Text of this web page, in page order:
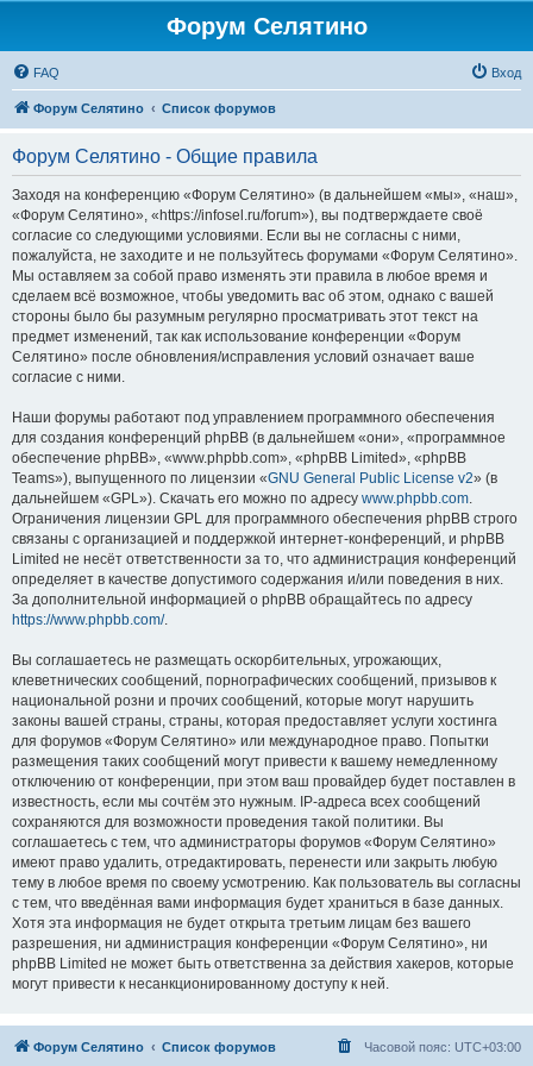
Форум Селятино
FAQ Вход
Форум Селятино Список форумов
Форум Селятино - Общие правила
Заходя на конференцию «Форум Селятино» (в дальнейшем «мы», «наш»,
«Форум Селятино», «https://infosel.ru/forum»), вы подтверждаете своё
согласие со следующими условиями. Если вы не согласны с ними,
пожалуйста, не заходите и не пользуйтесь форумами «Форум Селятино».
Мы оставляем за собой право изменять эти правила в любое время и
сделаем всё возможное, чтобы уведомить вас об этом, однако с вашей
стороны было бы разумным регулярно просматривать этот текст на
предмет изменений, так как использование конференции «Форум
Селятино» после обновления/исправления условий означает ваше
согласие с ними.
Наши форумы работают под управлением программного обеспечения
для создания конференций phpBB (в дальнейшем «они», «программное
обеспечение phpBB», «www.phpbb.com», «phpBB Limited», «phpBB
Teams»), выпущенного по лицензии «GNU General Public License v2» (в
дальнейшем «GPL»). Скачать его можно по адресу www.phpbb.com.
Ограничения лицензии GPL для программного обеспечения phpBB строго
связаны с организацией и поддержкой интернет-конференций, и phpBB
Limited не несёт ответственности за то, что администрация конференций
определяет в качестве допустимого содержания и/или поведения в них.
За дополнительной информацией о phpBB обращайтесь по адресу
https://www.phpbb.com/.
Вы соглашаетесь не размещать оскорбительных, угрожающих,
клеветнических сообщений, порнографических сообщений, призывов к
национальной розни и прочих сообщений, которые могут нарушить
законы вашей страны, страны, которая предоставляет услуги хостинга
для форумов «Форум Селятино» или международное право. Попытки
размещения таких сообщений могут привести к вашему немедленному
отключению от конференции, при этом ваш провайдер будет поставлен в
известность, если мы сочтём это нужным. IP-адреса всех сообщений
сохраняются для возможности проведения такой политики. Вы
соглашаетесь с тем, что администраторы форумов «Форум Селятино»
имеют право удалить, отредактировать, перенести или закрыть любую
тему в любое время по своему усмотрению. Как пользователь вы согласны
с тем, что введённая вами информация будет храниться в базе данных.
Хотя эта информация не будет открыта третьим лицам без вашего
разрешения, ни администрация конференции «Форум Селятино», ни
phpBB Limited не может быть ответственна за действия хакеров, которые
могут привести к несанкционированному доступу к ней.
Форум Селятино Список форумов Часовой пояс: UTC+03:00